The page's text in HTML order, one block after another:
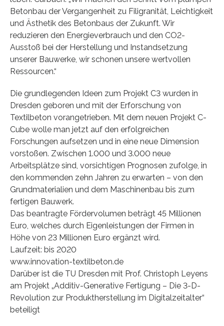
Betonbau der Vergangenheit zu Filigranität, Leichtigkeit
und Ästhetik des Betonbaus der Zukunft. Wir
reduzieren den Energieverbrauch und den CO2-
Ausstoß bei der Herstellung und Instandsetzung
unserer Bauwerke, wir schonen unsere wertvollen
Ressourcen.“
Die grundlegenden Ideen zum Projekt C3 wurden in
Dresden geboren und mit der Erforschung von
Textilbeton vorangetrieben. Mit dem neuen Projekt C-
Cube wolle man jetzt auf den erfolgreichen
Forschungen aufsetzen und in eine neue Dimension
vorstoßen. Zwischen 1.000 und 3.000 neue
Arbeitsplätze sind, vorsichtigen Prognosen zufolge, in
den kommenden zehn Jahren zu erwarten – von den
Grundmaterialien und dem Maschinenbau bis zum
fertigen Bauwerk.
Das beantragte Fördervolumen beträgt 45 Millionen
Euro, welches durch Eigenleistungen der Firmen in
Höhe von 23 Millionen Euro ergänzt wird.
Laufzeit: bis 2020
www.innovation-textilbeton.de
Darüber ist die TU Dresden mit Prof. Christoph Leyens
am Projekt „Additiv-Generative Fertigung – Die 3-D-
Revolution zur Produktherstellung im Digitalzeitalter“
beteiligt